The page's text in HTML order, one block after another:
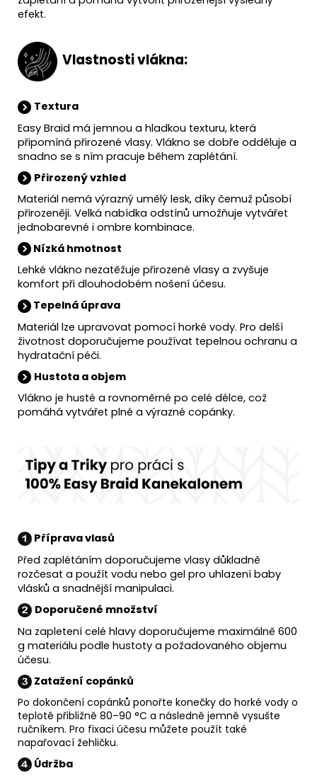
efekt.
Vlastnosti vlákna:
Textura
Easy Braid má jemnou a hladkou texturu, která
připomíná přirozené vlasy. Vlákno se dobře odděluje a
snadno se s ním pracuje během zaplétání.
Přirozený vzhled
Materiál nemá výrazný umělý lesk, díky čemuž působí
přirozeněji. Velká nabídka odstínů umožňuje vytvářet
jednobarevné i ombre kombinace.
Nízká hmotnost
Lehké vlákno nezatěžuje přirozené vlasy a zvyšuje
komfort při dlouhodobém nošení účesu.
Tepelná úprava
Materiál lze upravovat pomocí horké vody. Pro delší
životnost doporučujeme používat tepelnou ochranu a
hydratační péči.
Hustota a objem
Vlákno je husté a rovnoměrné po celé délce, což
pomáhá vytvářet plné a výrazné copánky.
Příprava vlasů
Před zaplétáním doporučujeme vlasy důkladně
rozčesat a použít vodu nebo gel pro uhlazení baby
vlásků a snadnější manipulaci.
Doporučené množství
Na zapletení celé hlavy doporučujeme maximálně 600
g materiálu podle hustoty a požadovaného objemu
účesu.
Zatažení copánků
Po dokončení copánků ponořte konečky do horké vody o
teplotě přibližně 80–90 °C a následně jemně vysušte
ručníkem. Pro fixaci účesu můžete použít také
napařovací žehličku.
Údržba